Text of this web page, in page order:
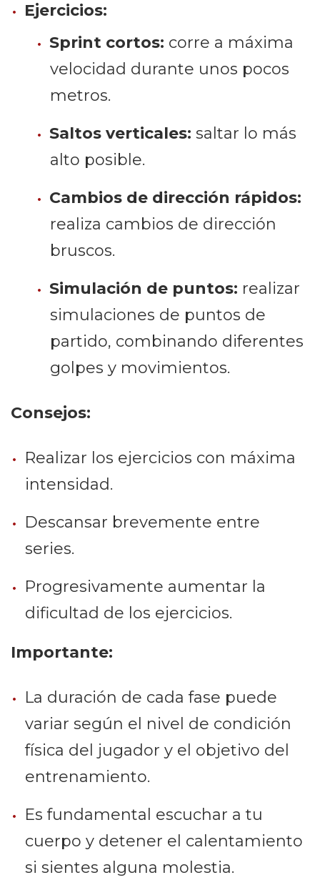
Ejercicios:
Sprint cortos: corre a máxima
velocidad durante unos pocos
metros.
Saltos verticales: saltar lo más
alto posible.
Cambios de dirección rápidos:
realiza cambios de dirección
bruscos.
Simulación de puntos: realizar
simulaciones de puntos de
partido, combinando diferentes
golpes y movimientos.
Consejos:
Realizar los ejercicios con máxima
intensidad.
Descansar brevemente entre
series.
Progresivamente aumentar la
dificultad de los ejercicios.
Importante:
La duración de cada fase puede
variar según el nivel de condición
física del jugador y el objetivo del
entrenamiento.
Es fundamental escuchar a tu
cuerpo y detener el calentamiento
si sientes alguna molestia.